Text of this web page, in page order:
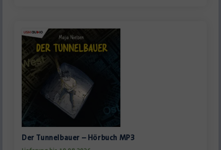
Der Tunnelbauer – Hörbuch MP3